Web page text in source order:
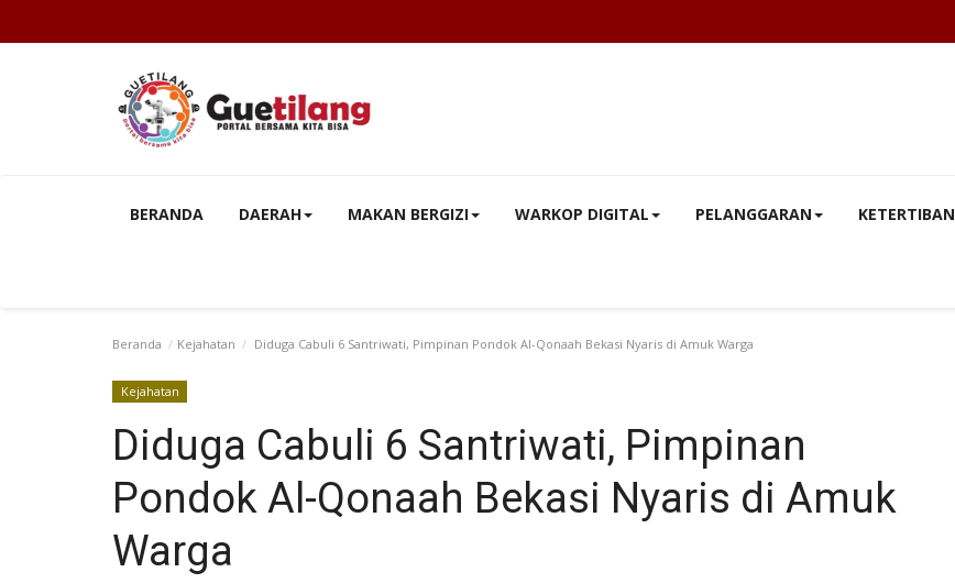
BERANDA DAERAH MAKAN BERGIZI WARKOP DIGITAL PELANGGARAN KETERTIBAN
Beranda Kejahatan Diduga Cabuli 6 Santriwati, Pimpinan Pondok Al-Qonaah Bekasi Nyaris di Amuk Warga
Kejahatan
Diduga Cabuli 6 Santriwati, Pimpinan
Pondok Al-Qonaah Bekasi Nyaris di Amuk
Warga